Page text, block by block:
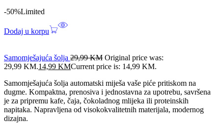
-50%Limited
Dodaj u korpu
Samomješajuća šolja 29,99KM Original price was:
29,99 KM.14,99 KMCurrent price is: 14,99 KM.
Samomješajuća šolja automatski miješa vaše piće pritiskom na
dugme. Kompaktna, prenosiva i jednostavna za upotrebu, savršena
je za pripremu kafe, čaja, čokoladnog mlijeka ili proteinskih
napitaka. Napravljena od visokokvalitetnih materijala, modernog
dizajna.